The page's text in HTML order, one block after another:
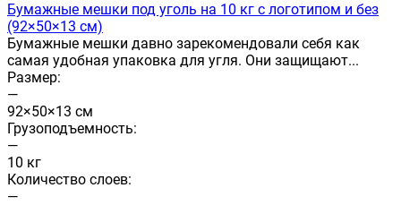
Бумажные мешки под уголь на 10 кг с логотипом и без
(92×50×13 см)
Бумажные мешки давно зарекомендовали себя как
самая удобная упаковка для угля. Они защищают...
Размер:
—
92×50×13 см
Грузоподъемность:
—
10 кг
Количество слоев:
—